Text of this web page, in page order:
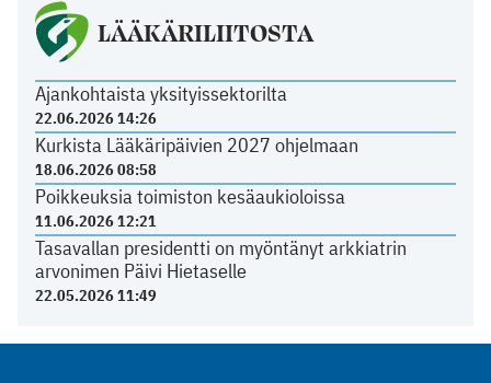
LÄÄKÄRILIITOSTA
Ajankohtaista yksityissektorilta
22.06.2026 14:26
Kurkista Lääkäripäivien 2027 ohjelmaan
18.06.2026 08:58
Poikkeuksia toimiston kesäaukioloissa
11.06.2026 12:21
Tasavallan presidentti on myöntänyt arkkiatrin
arvonimen Päivi Hietaselle
22.05.2026 11:49